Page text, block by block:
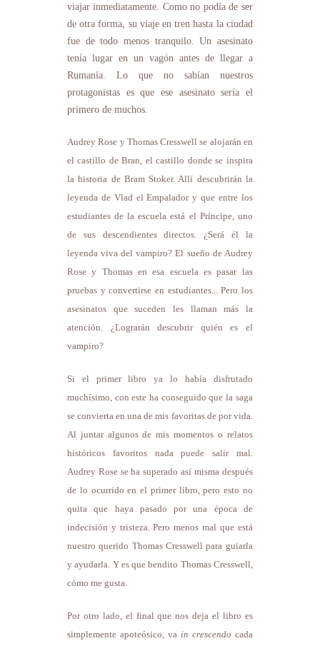
viajar inmediatamente. Como no podía de ser
de otra forma, su viaje en tren hasta la ciudad
fue de todo menos tranquilo. Un asesinato
tenía lugar en un vagón antes de llegar a
Rumanía. Lo que no sabían nuestros
protagonistas es que ese asesinato sería el
primero de muchos.
Audrey Rose y Thomas Cresswell se alojarán en
el castillo de Bran, el castillo donde se inspira
la historia de Bram Stoker. Allí descubrirán la
leyenda de Vlad el Empalador y que entre los
estudiantes de la escuela está el Príncipe, uno
de sus descendientes directos. ¿Será él la
leyenda viva del vampiro? El sueño de Audrey
Rose y Thomas en esa escuela es pasar las
pruebas y convertirse en estudiantes... Pero los
asesinatos que suceden les llaman más la
atención. ¿Lograrán descubrir quién es el
vampiro?
Si el primer libro ya lo había disfrutado
muchísimo, con este ha conseguido que la saga
se convierta en una de mis favoritas de por vida.
Al juntar algunos de mis momentos o relatos
históricos favoritos nada puede salir mal.
Audrey Rose se ha superado así misma después
de lo ocurrido en el primer libro, pero esto no
quita que haya pasado por una época de
indecisión y tristeza. Pero menos mal que está
nuestro querido Thomas Cresswell para guiarla
y ayudarla. Y es que bendito Thomas Cresswell,
cómo me gusta.
Por otro lado, el final que nos deja el libro es
simplemente apoteósico, va in crescendo cada